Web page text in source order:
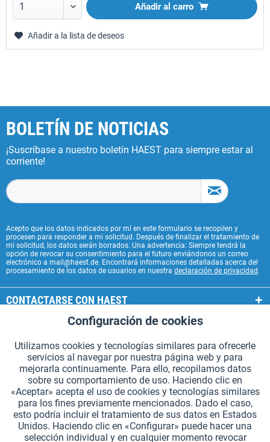
Añadir al carro
Añadir a la lista de deseos
BOLETÍN DE NOTICIAS
¡Suscríbase a nuestro boletín HAEST para siempre estar al
corriente!
Acepto que los datos indicados por mí en este formulario se recopilen y
procesen para responder a mi solicitud. Después de finalizar el tratamiento de
mi solicitud, los datos serán borrados. Una advertencia: Siempre tendrá la
opción de revocar su consentimiento para el futuro enviándonos un correo
electrónico a mail@haest.de. Encontrará informaciones detalladas acerca del
procesamiento de los datos de usuarios en nuestra declaración de privacidad .
CONTACTARSE CON HAEST
SERVICIOS HAEST
INFORMACIÓN GENERAL
MODOS DE PAGO
*Todos los precios incluyen IVA. Se añaden los gastos de envío..
Configuración de cookies Solicitar catálogos (en alemán)
Funcionales Aktiv
Seguimiento Aktiv
Configuración de cookies
Utilizamos cookies y tecnologías similares para ofrecerle
servicios al navegar por nuestra página web y para
mejorarla continuamente. Para ello, recopilamos datos
sobre su comportamiento de uso. Haciendo clic en
«Aceptar» acepta el uso de cookies y tecnologías similares
para los fines previamente mencionados. Dado el caso,
esto podría incluir el tratamiento de sus datos en Estados
Unidos. Haciendo clic en «Configurar» puede hacer una
selección individual y en cualquier momento revocar